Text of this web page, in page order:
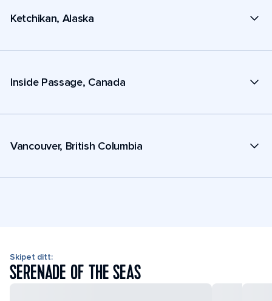
Ketchikan, Alaska
Inside Passage, Canada
Vancouver, British Columbia
Skipet ditt:
SERENADE OF THE SEAS